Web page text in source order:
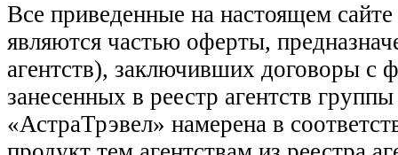
Все приведенные на настоящем
являются частью оферты,
агентств), заключивших договоры
занесенных в реестр агентств
«АстраТрэвел» намерена в